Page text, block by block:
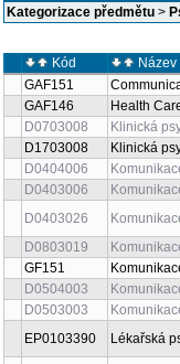
Kategorizace předmětu >
Kód
Název
GAF151
GAF146
Health
D0703008
Klinická
D1703008
Klinická
D0404006
D0403006
D0403026
D0803019
GF151
D0504003
D0503003
EP0103390
Lékařská